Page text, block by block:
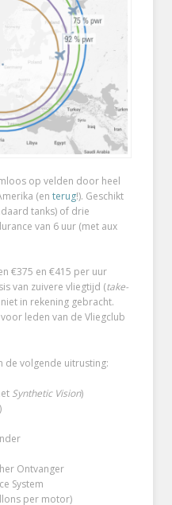
op velden door heel
(enterug!). Geschikt
tanks) of drie
van 6 uur (met aux
€375 en €415 per uur
van zuivere vliegtijd (take-
in rekening gebracht.
leden van de Vliegclub
de volgende uitrusting:
Synthetic Vision)
Ontvanger
System
per motor)